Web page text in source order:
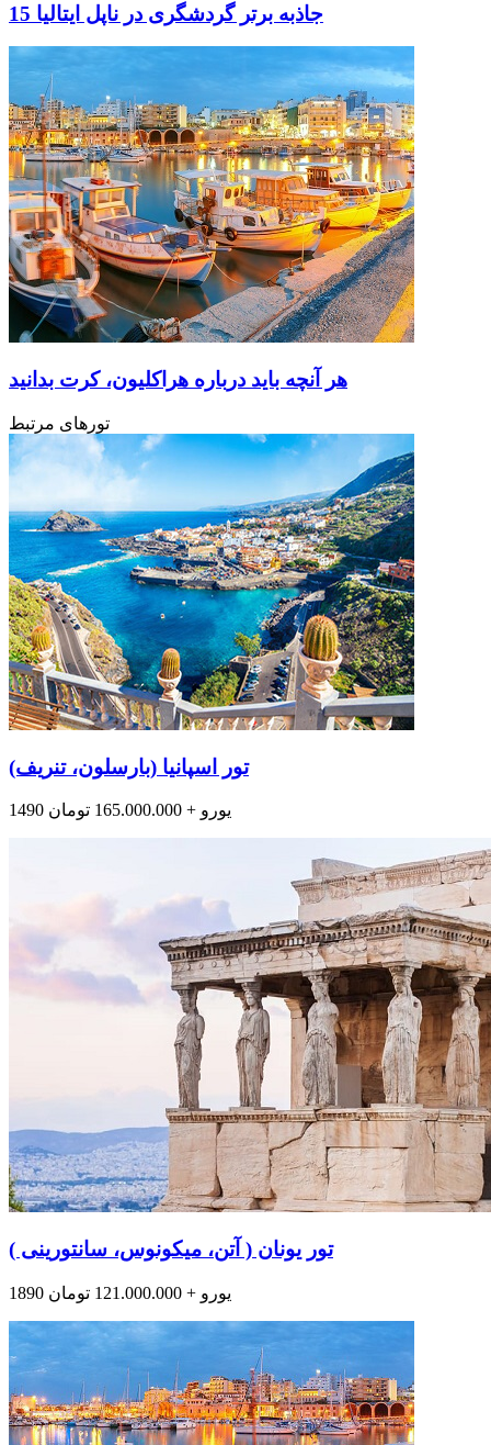
15 جاذبه برتر گردشگری در ناپل ایتالیا
هر آنچه باید درباره هراکلیون، کرت بدانید
تورهای مرتبط
تور اسپانیا (بارسلون، تنریف)
1490 یورو + 165.000.000 تومان
تور یونان ( آتن، میکونوس، سانتورینی )
1890 یورو + 121.000.000 تومان